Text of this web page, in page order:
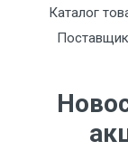
Каталог